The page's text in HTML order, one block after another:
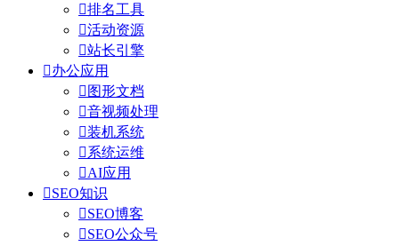
排名工具
活动资源
站长引擎
办公应用
 图形文档
音视频处理
装机系统
系统运维
AI应用
SEO知识
SEO博客
SEO公众号